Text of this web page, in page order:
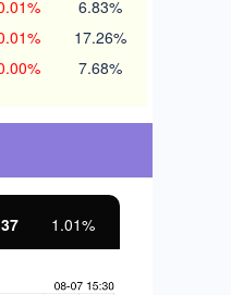
6.83%
17.26%
7.68%
1.01%